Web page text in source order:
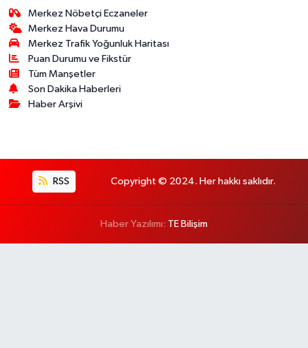
Merkez Nöbetçi Eczaneler
Merkez Hava Durumu
Merkez Trafik Yoğunluk Haritası
Puan Durumu ve Fikstür
Tüm Manşetler
Son Dakika Haberleri
Haber Arşivi
RSS Copyright © 2024. Her hakkı saklıdır.
Haber Yazılımı: TE Bilişim